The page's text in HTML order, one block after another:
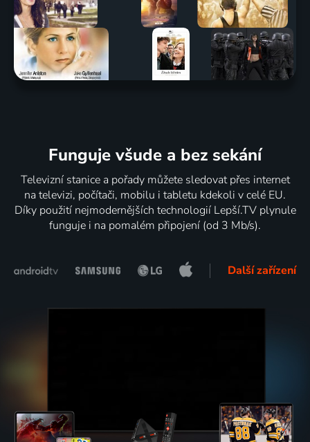
Funguje všude a bez sekání
Televizní stanice a pořady můžete sledovat přes internet
na televizi, počítači, mobilu i tabletu kdekoli v celé EU.
Díky použití nejmodernějších technologií Lepší.TV plynule
funguje i na pomalém připojení (od 3 Mb/s).
Další zařízení